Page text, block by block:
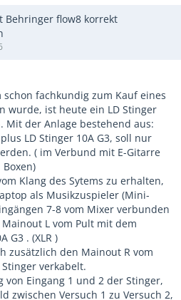
Behringer flow8 korrekt
fachkundig zum Kauf eines
wurde, ist heute ein LD Stinger
Mit der Anlage bestehend aus:
LD Stinger 10A G3, soll nur
( im Verbund mit E-Gitarre
Klang des Sytems zu erhalten,
als Musikzuspieler (Mini-
7-8 vom Mixer verbunden
L vom Pult mit dem
G3 . (XLR )
zusätzlich den Mainout R vom
verkabelt.
von Eingang 1 und 2 der Stinger,
zwischen Versuch 1 zu Versuch 2,